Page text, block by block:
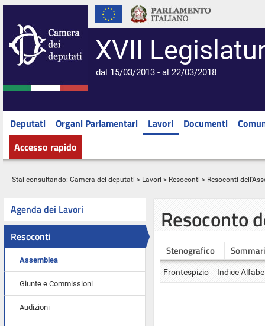
XVII
dal 15/03/2013 - al 22/03/2018
Deputati Organi Parlamentari Lavori Documenti
Accesso rapido
Stai consultando: Camera dei deputati > Lavori > Resoconti > Resoconti
Agenda dei Lavori
Resoconti
Assemblea
Giunte e Commissioni
Audizioni
Resoconto
Stenografico
Frontespizio Indice